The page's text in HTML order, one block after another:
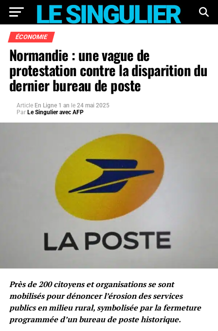
ÉCONOMIE
Normandie : une vague de
protestation contre la disparition du
dernier bureau de poste
Article En Ligne 1 an le 24 mai 2025
Par Le Singulier avec AFP
Près de 200 citoyens et organisations se sont
mobilisés pour dénoncer l’érosion des services
publics en milieu rural, symbolisée par la fermeture
programmée d’un bureau de poste historique.